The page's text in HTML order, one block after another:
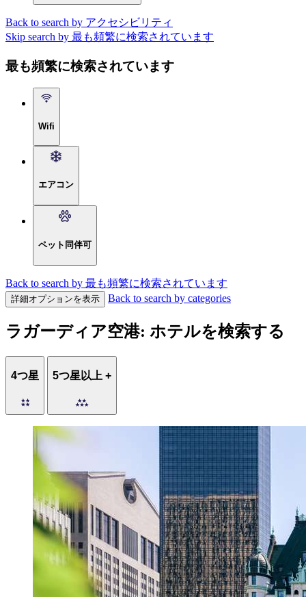
Back to search by アクセシビリティ
Skip search by 最も頻繁に検索されています
最も頻繁に検索されています
Wifi
エアコン
ペット同伴可
Back to search by 最も頻繁に検索されています
詳細オプションを表示 Back to search by categories
ラガーディア空港: ホテルを検索する
4つ星 5つ星以上 +